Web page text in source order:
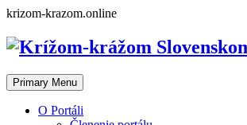
Skip
content
krizom-krazom.online
Primary Menu
O Portáli